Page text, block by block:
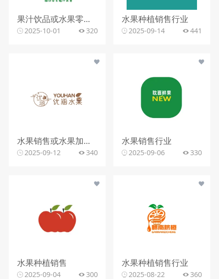
果汁饮品或水果零售行业
2025-10-01 320
水果种植销售行业
2025-09-14 441
水果销售或水果加工行业
2025-09-12 340
水果销售行业
2025-09-06 330
水果种植销售
2025-09-04 300
水果种植销售行业
2025-08-22 360